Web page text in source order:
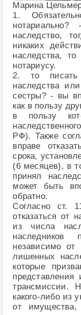
Марина
1.
наследство,
никаких
наследства,
нотариусу.
2. то писать
наследства
сестры? - вы
как в пользу
в пользу
РФ). Также
вправе
срока,
(6 месяцев), в
принял
может быть
обратно.
Согласно ст.
отказаться от
из числа
независимо от
лишенных
которые
представления
трансмиссии.
какого-либо из
от имущества,